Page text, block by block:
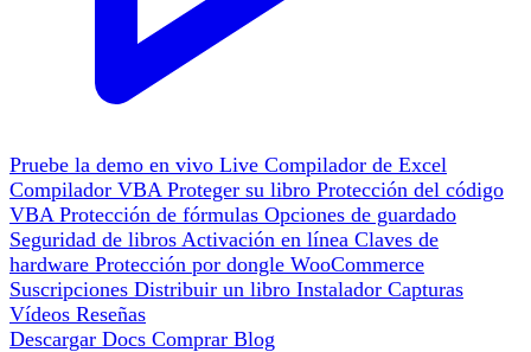
Pruebe la demo en vivo Live Compilador de Excel
Compilador VBA Proteger su libro Protección del código
VBA Protección de fórmulas Opciones de guardado
Seguridad de libros Activación en línea Claves de
hardware Protección por dongle WooCommerce
Suscripciones Distribuir un libro Instalador Capturas
Vídeos Reseñas
Descargar Docs Comprar Blog